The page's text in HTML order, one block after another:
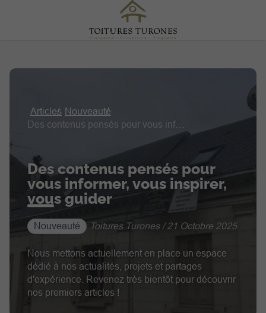
Articles Nouveauté
Des contenus pensés pour vous informer, vous inspirer, vous guider
Des contenus pensés pour
vous informer, vous inspirer,
vous guider
Nouveauté Toitures Turones / 21 Octobre 2025
Nous mettons actuellement en place un espace
dédié à nos actualités, projets et partages
d'expérience. Revenez très bientôt pour découvrir
nos premiers articles !